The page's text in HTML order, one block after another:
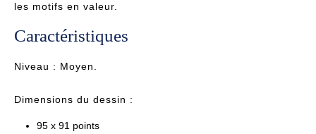
les motifs en valeur.
Caractéristiques
Niveau : Moyen.
Dimensions du dessin :
95 x 91 points